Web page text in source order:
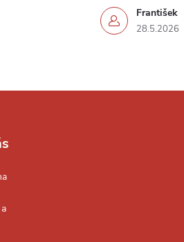
František
28.5.2026